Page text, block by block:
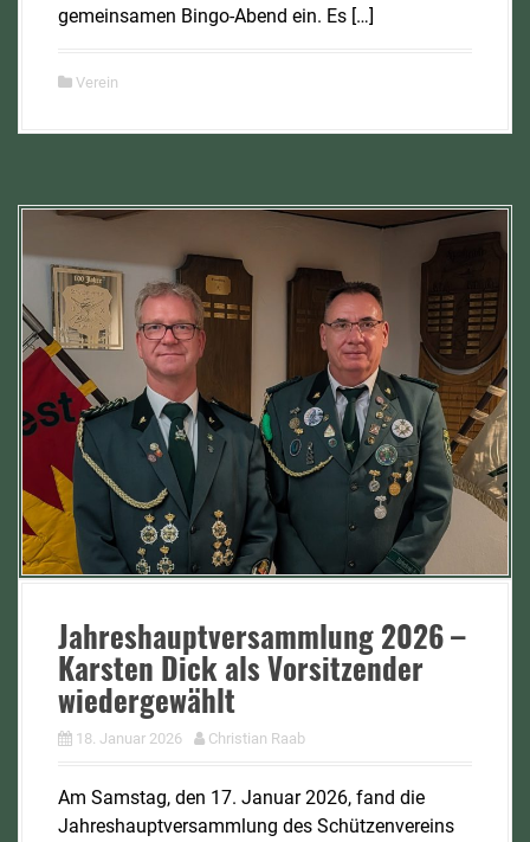
gemeinsamen Bingo-Abend ein. Es […]
Verein
Jahreshauptversammlung 2026 –
Karsten Dick als Vorsitzender
wiedergewählt
18. Januar 2026 Christian Raab
Am Samstag, den 17. Januar 2026, fand die
Jahreshauptversammlung des Schützenvereins